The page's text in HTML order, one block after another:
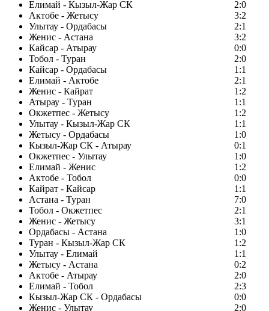
Елимай - Кызыл-Жар СК
2:0
Актобе - Жетысу
3:2
Улытау - Ордабасы
2:1
Женис - Астана
3:2
Кайсар - Атырау
0:0
Тобол - Туран
2:0
Кайсар - Ордабасы
1:1
Елимай - Актобе
2:1
Женис - Кайрат
1:2
Атырау - Туран
1:1
Окжетпес - Жетысу
1:2
Улытау - Кызыл-Жар СК
1:1
Жетысу - Ордабасы
1:0
Кызыл-Жар СК - Атырау
0:1
Окжетпес - Улытау
1:0
Елимай - Женис
1:2
Актобе - Тобол
0:0
Кайрат - Кайсар
1:1
Астана - Туран
7:0
Тобол - Окжетпес
2:1
Женис - Жетысу
3:1
Ордабасы - Астана
1:0
Туран - Кызыл-Жар СК
1:2
Улытау - Елимай
1:1
Жетысу - Астана
0:2
Актобе - Атырау
2:0
Елимай - Тобол
2:3
Кызыл-Жар СК - Ордабасы
0:0
Женис - Улытау
2:0